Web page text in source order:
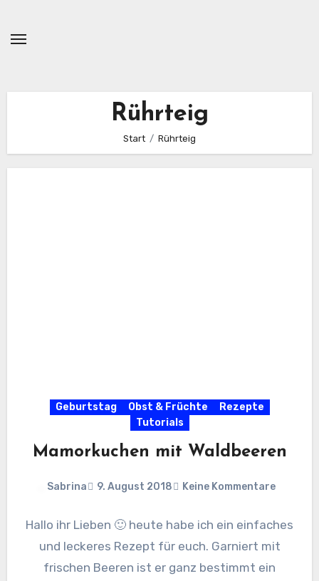
springen
Rührteig
Start Rührteig
Geburtstag Obst & Früchte
Rezepte
Tutorials
Mamorkuchen mit Waldbeeren
Sabrina 9. August 2018 Keine Kommentare
Hallo ihr Lieben 🙂 heute habe ich ein einfaches
und leckeres Rezept für euch. Garniert mit
frischen Beeren ist er ganz bestimmt ein